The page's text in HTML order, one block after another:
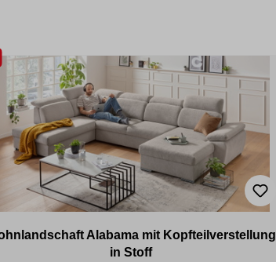
Alabama mit Kopfteilverstellung
in Stoff